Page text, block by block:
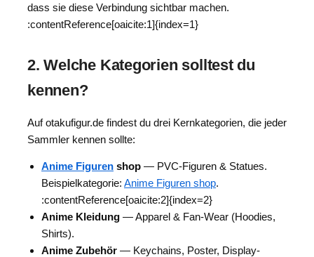
dass sie diese Verbindung sichtbar machen.
:contentReference[oaicite:1]{index=1}
2. Welche Kategorien solltest du
kennen?
Auf otakufigur.de findest du drei Kernkategorien, die jeder
Sammler kennen sollte:
Anime Figuren shop — PVC-Figuren & Statues.
Beispielkategorie: Anime Figuren shop.
:contentReference[oaicite:2]{index=2}
Anime Kleidung — Apparel & Fan-Wear (Hoodies,
Shirts).
Anime Zubehör — Keychains, Poster, Display-